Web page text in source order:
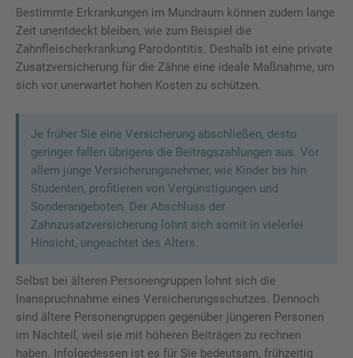
Bestimmte Erkrankungen im Mundraum können zudem lange
Zeit unentdeckt bleiben, wie zum Beispiel die
Zahnfleischerkrankung Parodontitis. Deshalb ist eine private
Zusatzversicherung für die Zähne eine ideale Maßnahme, um
sich vor unerwartet hohen Kosten zu schützen.
Je früher Sie eine Versicherung abschließen, desto
geringer fallen übrigens die Beitragszahlungen aus. Vor
allem junge Versicherungsnehmer, wie Kinder bis hin
Studenten, profitieren von Vergünstigungen und
Sonderangeboten. Der Abschluss der
Zahnzusatzversicherung lohnt sich somit in vielerlei
Hinsicht, ungeachtet des Alters.
Selbst bei älteren Personengruppen lohnt sich die
Inanspruchnahme eines Versicherungsschutzes. Dennoch
sind ältere Personengruppen gegenüber jüngeren Personen
im Nachteil, weil sie mit höheren Beiträgen zu rechnen
haben. Infolgedessen ist es für Sie bedeutsam, frühzeitig